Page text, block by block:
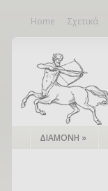
Home Σχετικά
ΔΙΑΜΟΝΗ »